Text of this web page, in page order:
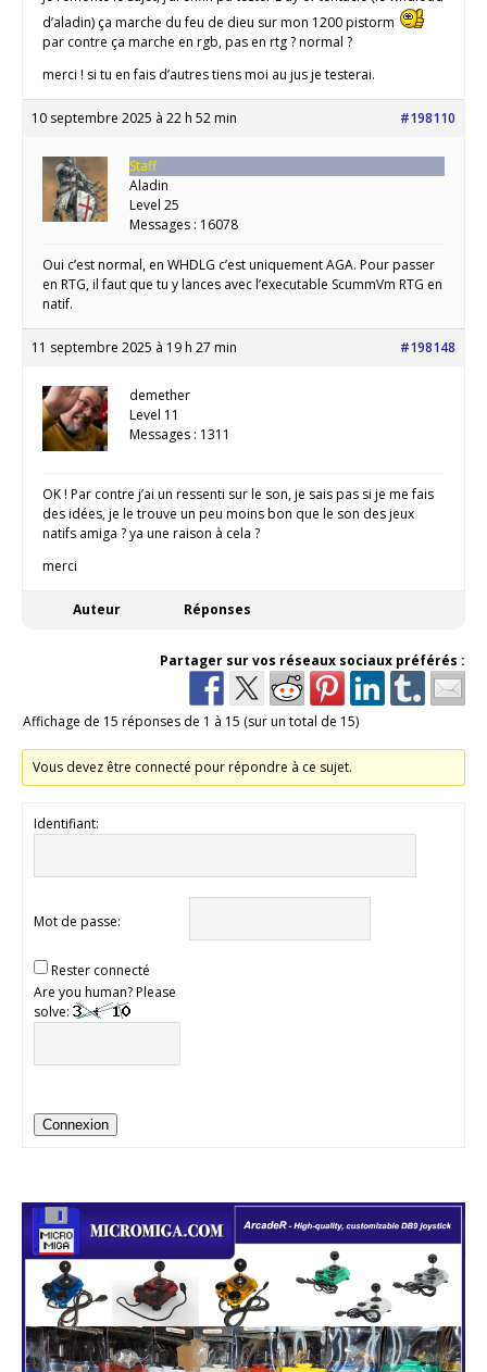
d’aladin) ça marche du feu de dieu sur mon 1200 pistorm
par contre ça marche en rgb, pas en rtg ? normal ?
merci ! si tu en fais d’autres tiens moi au jus je testerai.
10 septembre 2025 à 22 h 52 min #198110
Staff
Aladin
Level 25
Messages : 16078
Oui c’est normal, en WHDLG c’est uniquement AGA. Pour passer
en RTG, il faut que tu y lances avec l’executable ScummVm RTG en
natif.
11 septembre 2025 à 19 h 27 min #198148
demether
Level 11
Messages : 1311
OK ! Par contre j’ai un ressenti sur le son, je sais pas si je me fais
des idées, je le trouve un peu moins bon que le son des jeux
natifs amiga ? ya une raison à cela ?
merci
Auteur Réponses
Partager sur vos réseaux sociaux préférés :
Affichage de 15 réponses de 1 à 15 (sur un total de 15)
Vous devez être connecté pour répondre à ce sujet.
Identifiant:
Mot de passe:
Rester connecté
Are you human? Please
solve:
Connexion